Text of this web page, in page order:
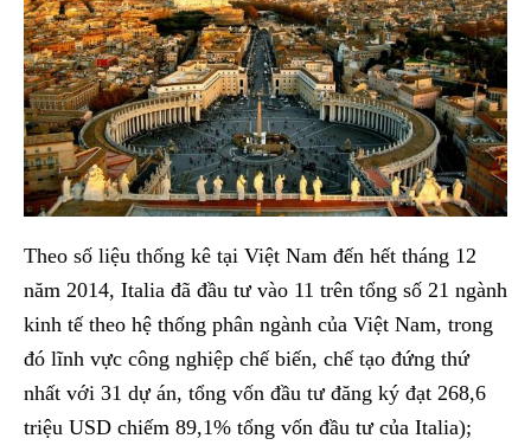
Theo số liệu thống kê tại Việt Nam đến hết tháng 12
năm 2014, Italia đã đầu tư vào 11 trên tổng số 21 ngành
kinh tế theo hệ thống phân ngành của Việt Nam, trong
đó lĩnh vực công nghiệp chế biến, chế tạo đứng thứ
nhất với 31 dự án, tổng vốn đầu tư đăng ký đạt 268,6
triệu USD chiếm 89,1% tổng vốn đầu tư của Italia);